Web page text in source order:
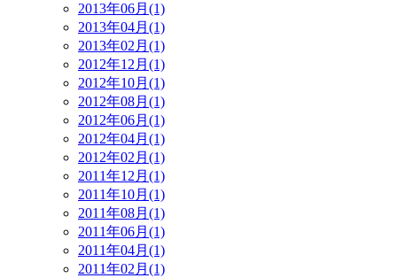
2013年06月(1)
2013年04月(1)
2013年02月(1)
2012年12月(1)
2012年10月(1)
2012年08月(1)
2012年06月(1)
2012年04月(1)
2012年02月(1)
2011年12月(1)
2011年10月(1)
2011年08月(1)
2011年06月(1)
2011年04月(1)
2011年02月(1)